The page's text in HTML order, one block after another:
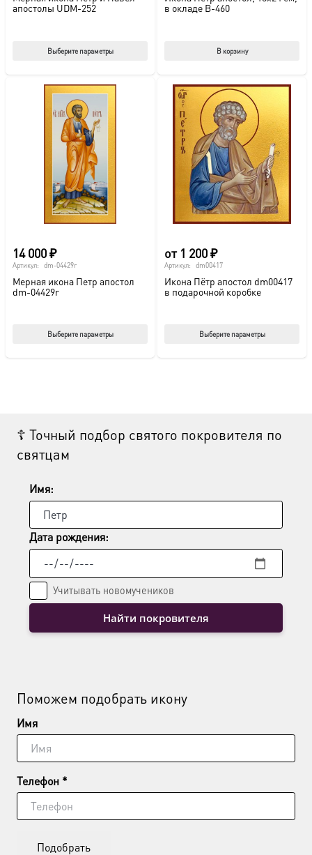
апостолы UDM-252
Выберите параметры
несколько
в окладе B-460
В корзину
14 000₽
Артикул: dm-04429r
Мерная икона Петр апостол
dm-04429r
Выберите параметры
можно
товара.
от 1 200₽
Артикул: dm00417
Икона Пётр апостол dm00417
в подарочной коробке
Выберите параметры
☦ Точный подбор святого покровителя по
святцам
Имя:
Дата рождения:
Учитывать новомучеников
Найти покровителя
Поможем подобрать икону
Имя
Телефон *
Подобрать